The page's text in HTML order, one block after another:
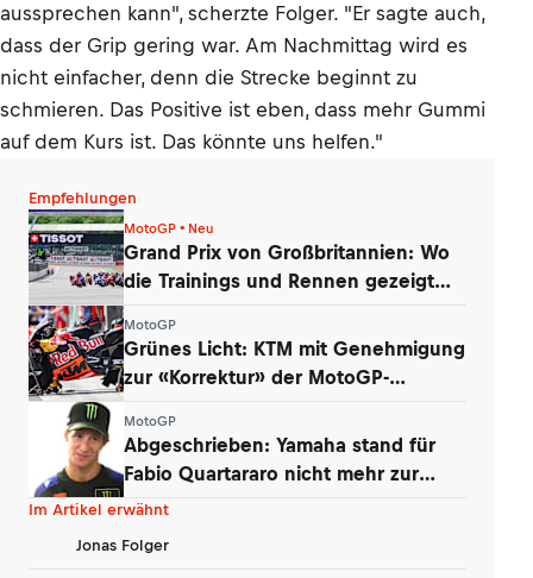
aussprechen kann", scherzte Folger. "Er sagte auch,
dass der Grip gering war. Am Nachmittag wird es
nicht einfacher, denn die Strecke beginnt zu
schmieren. Das Positive ist eben, dass mehr Gummi
auf dem Kurs ist. Das könnte uns helfen."
Empfehlungen
MotoGP • Neu
Grand Prix von Großbritannien: Wo
die Trainings und Rennen gezeigt
MotoGP
Grünes Licht: KTM mit Genehmigung
zur «Korrektur» der MotoGP-
MotoGP
Abgeschrieben: Yamaha stand für
Fabio Quartararo nicht mehr zur
Debatte
Im Artikel erwähnt
Jonas Folger